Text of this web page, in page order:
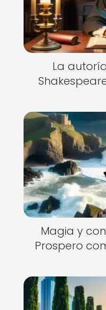
La
Magia y
Prospero